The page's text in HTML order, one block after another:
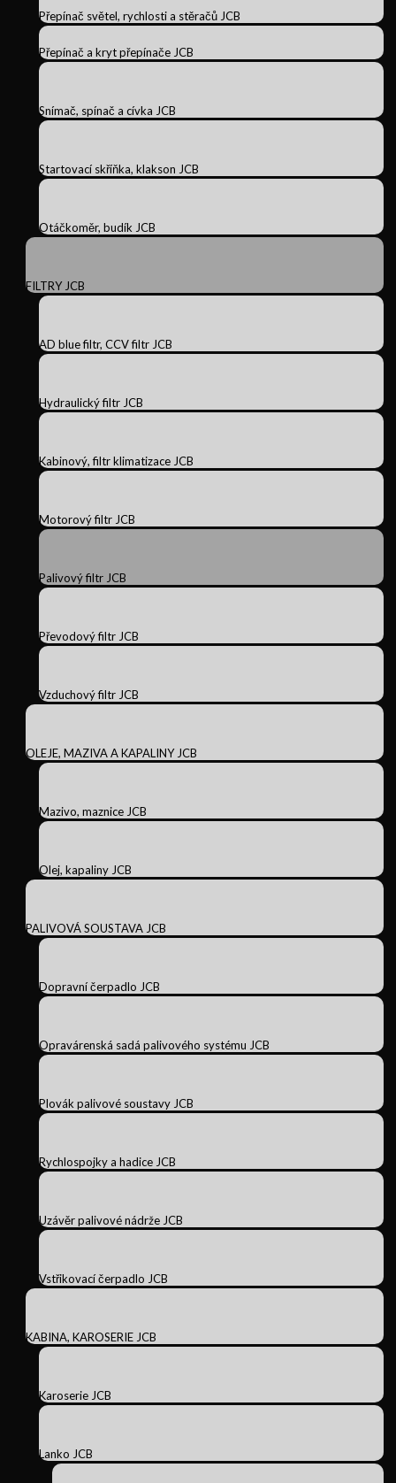
Přepínač světel, rychlosti a stěračů JCB
Přepínač a kryt přepínače JCB
Snímač, spínač a cívka JCB
Startovací skříňka, klakson JCB
Otáčkoměr, budík JCB
FILTRY JCB
AD blue filtr, CCV filtr JCB
Hydraulický filtr JCB
Kabinový, filtr klimatizace JCB
Motorový filtr JCB
Palivový filtr JCB
Převodový filtr JCB
Vzduchový filtr JCB
OLEJE, MAZIVA A KAPALINY JCB
Mazivo, maznice JCB
Olej, kapaliny JCB
PALIVOVÁ SOUSTAVA JCB
Dopravní čerpadlo JCB
Opravárenská sadá palivového systému JCB
Plovák palivové soustavy JCB
Rychlospojky a hadice JCB
Uzávěr palivové nádrže JCB
Vstřikovací čerpadlo JCB
KABINA, KAROSERIE JCB
Karoserie JCB
Lanko JCB